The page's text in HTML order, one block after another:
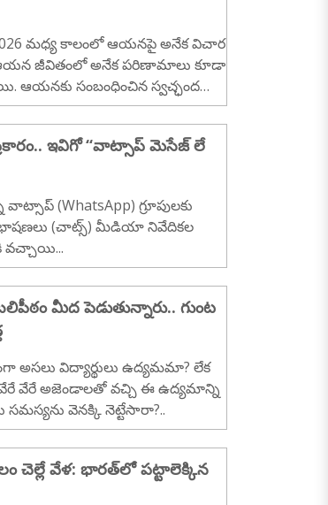
నిపుణులు విశ్లేషిస్తున్నారు...
మధ్య కాలంలో ఆయనపై అనేక విచార
జీవితంలో అనేక పరిణామాలు కూడా
ఆయనకు సంబంధించిన స్వచ్ఛంద
ఇవిగో ‘‘వాట్సాప్ మెసేజ్ లే
(WhatsApp) గ్రూపులకు
(చాట్స్) మీడియా నివేదికల
వచ్చాయి...
మీద పెడుతున్నారు.. గుంట
అసలు విద్యార్థులు ఉద్యమమా? లేక
వేరే వేరే అజెండాలతో వచ్చి ఈ ఉద్యమాన్ని
వెనక్కి నెట్టేసారా?..
చెల్లే వేళ: భారత్‌లో పట్టాలెక్కిన